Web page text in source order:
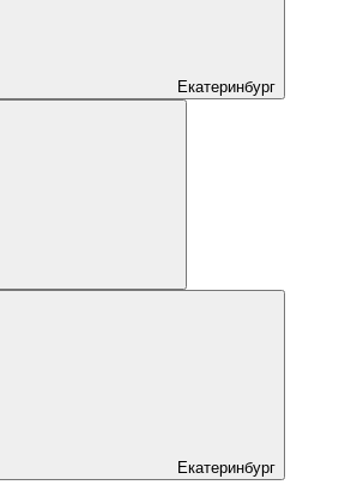
Екатеринбург
Екатеринбург